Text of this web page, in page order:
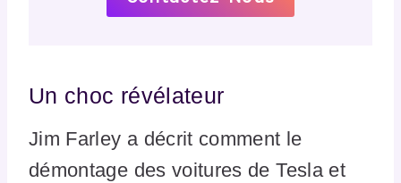
Un choc révélateur
Jim Farley a décrit comment le
démontage des voitures de Tesla et